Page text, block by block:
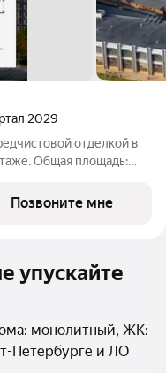
2029
отделкой в
Общая площадь:
окна oбecпeчивaют
Позвоните мне
упускайте
монолитный, ЖК:
Петербурге и ЛО